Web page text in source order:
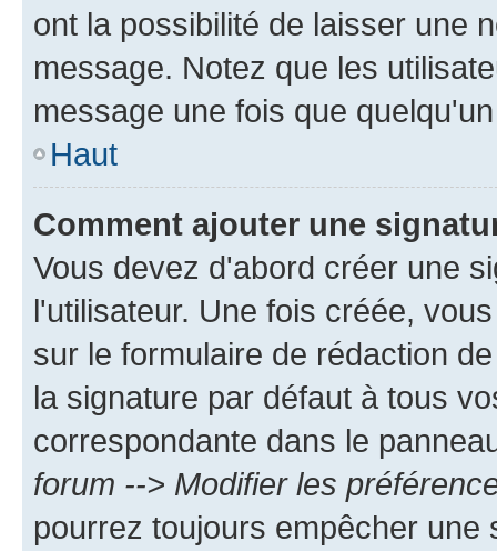
ont la possibilité de laisser une
message. Notez que les
message une fois que
Haut
Comment ajouter une
Vous devez d'abord créer une
l'utilisateur. Une fois créée,
sur le formulaire de rédaction
la signature par défaut à tous
correspondante dans le
forum --> Modifier les
pourrez toujours empêcher